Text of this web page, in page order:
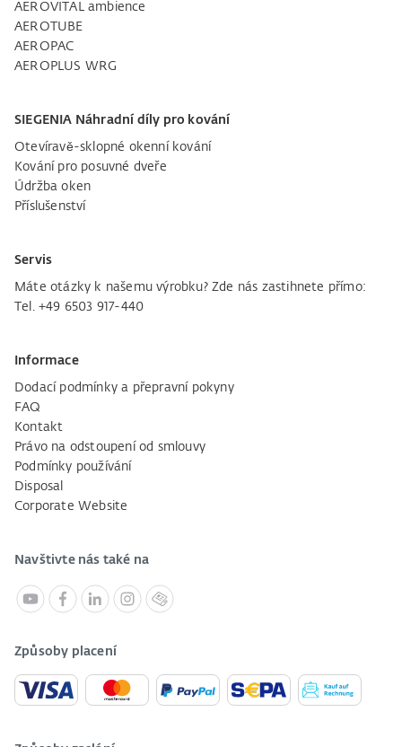
AEROVITAL ambience
AEROTUBE
AEROPAC
AEROPLUS WRG
SIEGENIA Náhradní díly pro kování
Otevíravě-sklopné okenní kování
Kování pro posuvné dveře
Údržba oken
Příslušenství
Servis
Máte otázky k našemu výrobku? Zde nás zastihnete přímo:
Tel. +49 6503 917-440
Informace
Dodací podmínky a přepravní pokyny
FAQ
Kontakt
Právo na odstoupení od smlouvy
Podmínky používání
Disposal
Corporate Website
Navštivte nás také na
Způsoby placení